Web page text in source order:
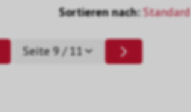
Sortieren nach:Standard
Seite 9 / 11